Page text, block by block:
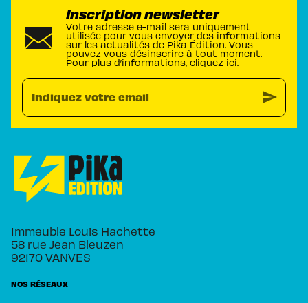
Inscription newsletter
Votre adresse e-mail sera uniquement
utilisée pour vous envoyer des informations
sur les actualités de Pika Édition. Vous
pouvez vous désinscrire à tout moment.
Pour plus d’informations, cliquez ici.
Indiquez votre email send
Immeuble Louis Hachette
58 rue Jean Bleuzen
92170 VANVES
NOS RÉSEAUX